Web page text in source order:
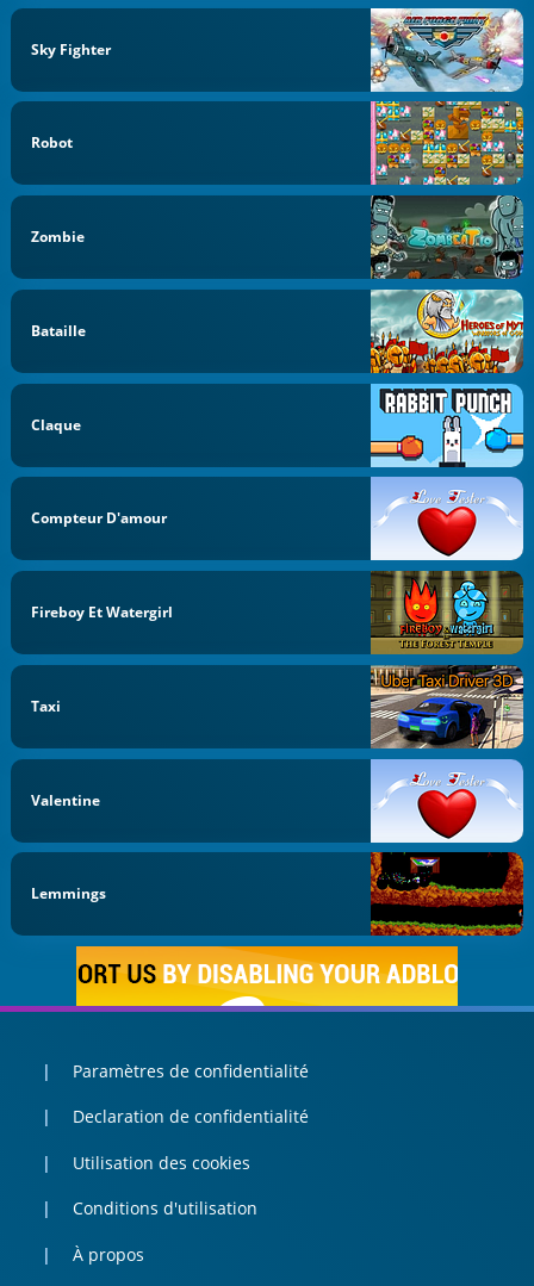
Sky Fighter
Robot
Zombie
Bataille
Claque
Compteur D'amour
Fireboy Et Watergirl
Taxi
Valentine
Lemmings
Paramètres de confidentialité
Declaration de confidentialité
Utilisation des cookies
Conditions d'utilisation
À propos